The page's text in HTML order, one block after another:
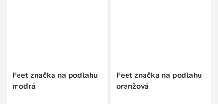
Feet značka na podlahu
modrá
Feet značka na podlahu
oranžová